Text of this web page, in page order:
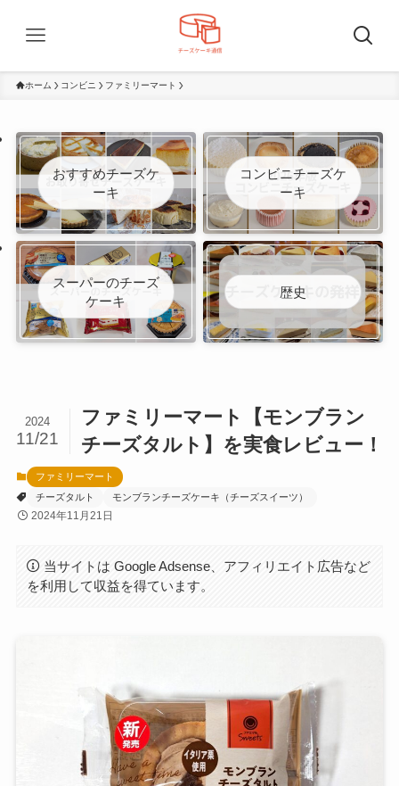
ホーム コンビニ ファミリーマート
おすすめチーズケ
ーキ
コンビニチーズケ
ーキ
スーパーのチーズ
ケーキ
歴史
ファミリーマート【モンブラン
チーズタルト】を実食レビュー！
2024
11/21
ファミリーマート
チーズタルト
モンブランチーズケーキ（チーズスイーツ）
2024年11月21日
当サイトは Google Adsense、アフィリエイト広告など
を利用して収益を得ています。